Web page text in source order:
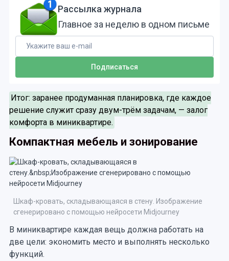
Рассылка журнала
Главное за неделю в одном письме
Итог: заранее продуманная планировка, где каждое
решение служит сразу двум-трём задачам, — залог
комфорта в миниквартире.
Компактная мебель и зонирование
Шкаф-кровать, складывающаяся в стену. Изображение
сгенерировано с помощью нейросети Midjourney
В миниквартире каждая вещь должна работать на
две цели: экономить место и выполнять несколько
функций.